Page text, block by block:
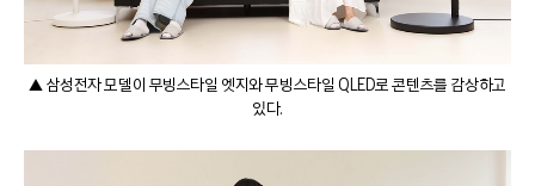
▲ 삼성전자 모델이 무빙스타일 엣지와 무빙스타일 QLED로 콘텐츠를 감상하고
있다.